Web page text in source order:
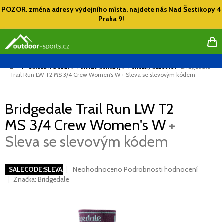
na
POZOR. změna adresy výdejního místa, najdete nás Nad Šestikopy 4
Praha 9!
Domů
Oblečení a obuv Funkční ponožky Ponožky běžecké
Bridgedale
Trail Run LW T2 MS 3/4 Crew Women's W + Sleva se slevovým kódem
Bridgedale Trail Run LW T2
MS 3/4 Crew Women's W+
Sleva se slevovým kódem
SALECODE:SLEVAX5:5:%Průměrné
Neohodnoceno Podrobnosti hodnocení
Značka: Bridgedale